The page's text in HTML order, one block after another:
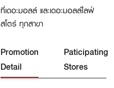
ที่เดอะมอลล์ และเดอะมอลล์ไลฟ์
สโตร์ ทุกสาขา
Promotion
Detail
Paticipating
Stores